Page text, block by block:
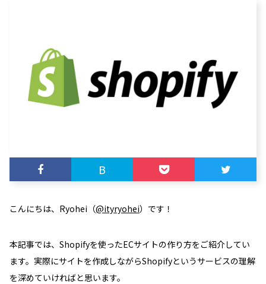
B
こんにちは、Ryohei（@ityryohei）です！
本記事では、Shopifyを使ったECサイトの作り方をご紹介してい
ます。実際にサイトを作成しながらShopifyというサービスの理解
を深めていければと思います。